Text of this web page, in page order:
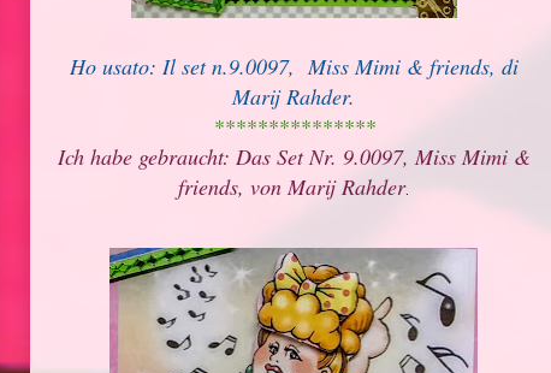
Ho usato: Il set n.9.0097, Miss Mimi & friends, di
Marij Rahder.
***************
Ich habe gebraucht: Das Set Nr. 9.0097, Miss Mimi &
friends, von Marij Rahder.